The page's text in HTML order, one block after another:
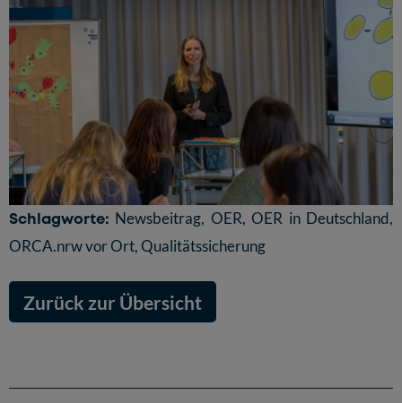
Schlagworte: Newsbeitrag, OER,OER in Deutschland,
ORCA.nrw vor Ort, Qualitätssicherung
Zurück zur Übersicht